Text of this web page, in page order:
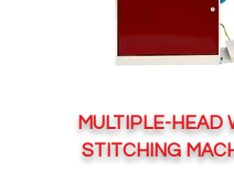
MULTIPLE-HEAD
STITCHING